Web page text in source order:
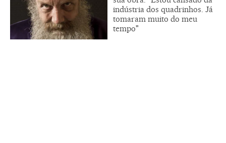
indústria dos quadrinhos. Já
tomaram muito do meu
tempo"